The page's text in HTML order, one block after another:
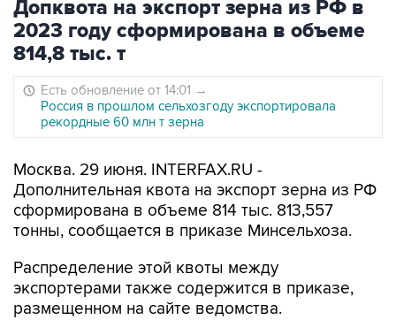
Допквота на экспорт зерна из РФ в
2023 году сформирована в объеме
814,8 тыс. т
Есть обновление от 14:01 →
Россия в прошлом сельхозгоду экспортировала
рекордные 60 млн т зерна
Москва. 29 июня. INTERFAX.RU -
Дополнительная квота на экспорт зерна из РФ
сформирована в объеме 814 тыс. 813,557
тонны, сообщается в приказе Минсельхоза.
Распределение этой квоты между
экспортерами также содержится в приказе,
размещенном на сайте ведомства.